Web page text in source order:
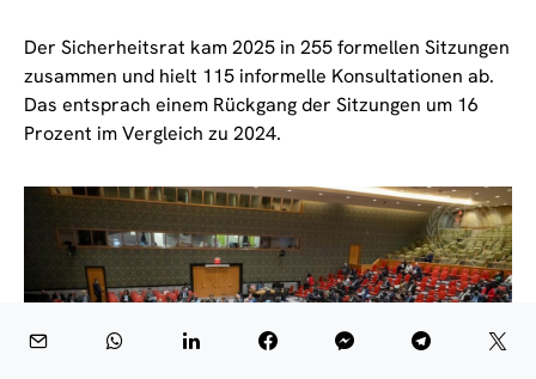
Der Sicherheitsrat kam 2025 in 255 formellen Sitzungen
zusammen und hielt 115 informelle Konsultationen ab.
Das entsprach einem Rückgang der Sitzungen um 16
Prozent im Vergleich zu 2024.